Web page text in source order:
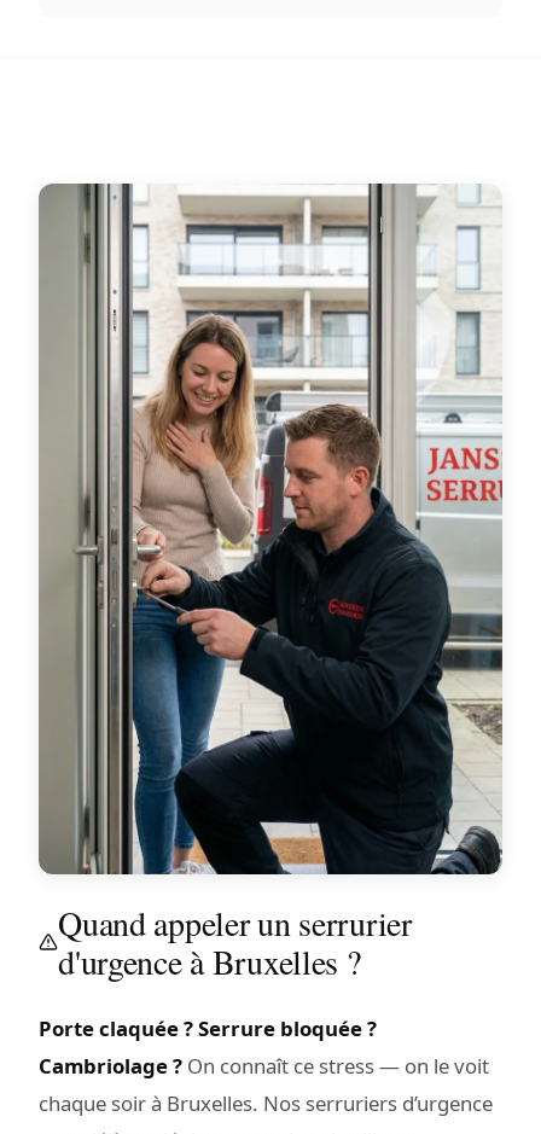
Quand appeler un serrurier
d'urgence à Bruxelles ?
Porte claquée ? Serrure bloquée ?
Cambriolage ? On connaît ce stress — on le voit
chaque soir à Bruxelles. Nos serruriers d’urgence